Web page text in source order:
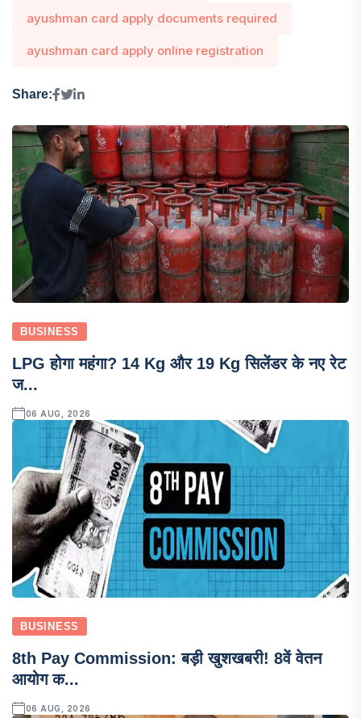
ayushman card apply documents required
ayushman card apply online registration
Share:
BUSINESS
LPG होगा महंगा? 14 Kg और 19 Kg सिलेंडर के नए रेट
ज...
06 AUG, 2026
BUSINESS
8th Pay Commission: बड़ी खुशखबरी! 8वें वेतन
आयोग क...
06 AUG, 2026